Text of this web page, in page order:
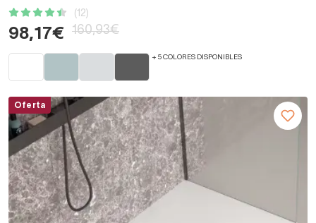
(12)
98,17€ 160,93€
+ 5 COLORES DISPONIBLES
Oferta